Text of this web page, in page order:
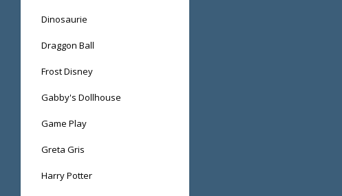
Dinosaurie
Draggon Ball
Frost Disney
Gabby's Dollhouse
Game Play
Greta Gris
Harry Potter